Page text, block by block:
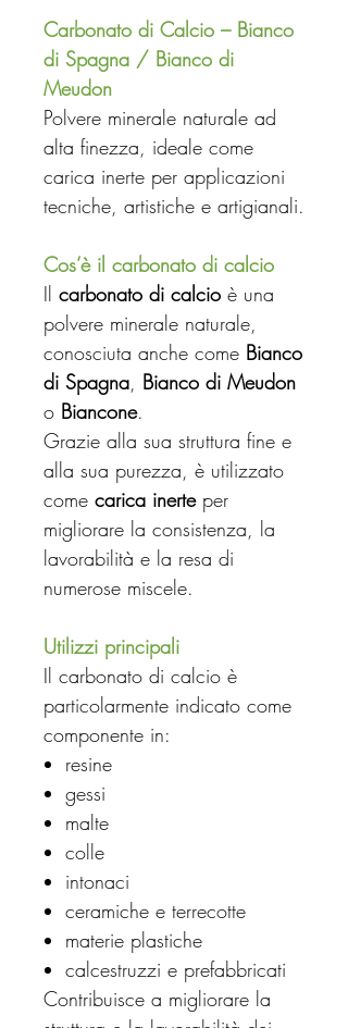
Carbonato di Calcio – Bianco
di Spagna / Bianco di
Meudon
Polvere minerale naturale ad
alta finezza, ideale come
carica inerte per applicazioni
tecniche, artistiche e artigianali.
Cos’è il carbonato di calcio
Il carbonato di calcio è una
polvere minerale naturale,
conosciuta anche come Bianco
di Spagna, Bianco di Meudon
o Biancone.
Grazie alla sua struttura fine e
alla sua purezza, è utilizzato
come carica inerteper
migliorare la consistenza, la
lavorabilità e la resa di
numerose miscele.
Utilizzi principali
Il carbonato di calcio è
particolarmente indicato come
componente in:
resine
gessi
malte
colle
intonaci
ceramiche e terrecotte
materie plastiche
calcestruzzi e prefabbricati
Contribuisce a migliorare la